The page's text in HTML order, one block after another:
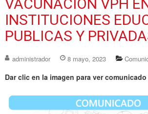
VACUNACION VPH
INSTITUCIONES
PUBLICAS Y
administrador 8 mayo, 2023
Dar clic en la imagen para ver